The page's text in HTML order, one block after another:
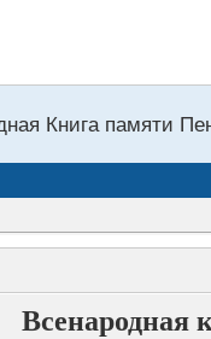
Книга памяти
Всенародная